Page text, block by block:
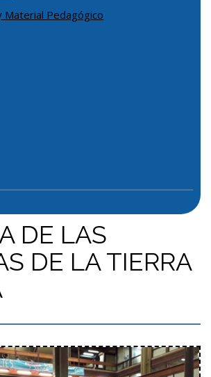
Material Pedagógico
DE LAS
DE LA TIERRA